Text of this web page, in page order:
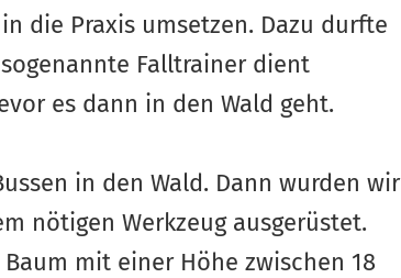
die Praxis umsetzen. Dazu durfte
Falltrainer dient
es dann in den Wald geht.
in den Wald. Dann wurden wir
nötigen Werkzeug ausgerüstet.
mit einer Höhe zwischen 18